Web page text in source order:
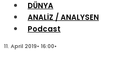
DÜNYA
ANALİZ / ANALYSEN
Podcast
11. April 2019• 16:00•